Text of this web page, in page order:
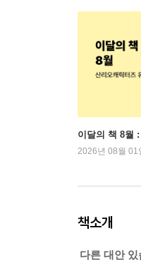
이달의 책 8월
2026년 08월 01
책소개
다른 대안